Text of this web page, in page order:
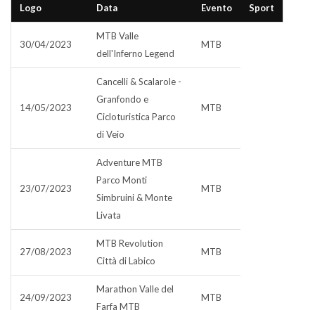
Logo Data Evento Sport
30/04/2023
MTB Valle
dell'Inferno Legend
MTB
14/05/2023
Cancelli & Scalarole -
Granfondo e
Cicloturistica Parco
di Veio
MTB
23/07/2023
Adventure MTB
Parco Monti
Simbruini & Monte
Livata
MTB
27/08/2023
MTB Revolution
Città di Labico
MTB
24/09/2023
Marathon Valle del
Farfa MTB
MTB